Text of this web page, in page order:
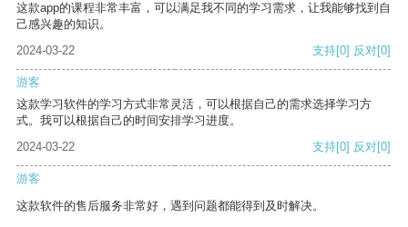
这款app的课程非常丰富，可以满足我不同的学习需求，让我能够找到自
己感兴趣的知识。
2024-03-22
支持[0] 反对[0]
游客
这款学习软件的学习方式非常灵活，可以根据自己的需求选择学习方
式。我可以根据自己的时间安排学习进度。
2024-03-22
支持[0] 反对[0]
游客
这款软件的售后服务非常好，遇到问题都能得到及时解决。